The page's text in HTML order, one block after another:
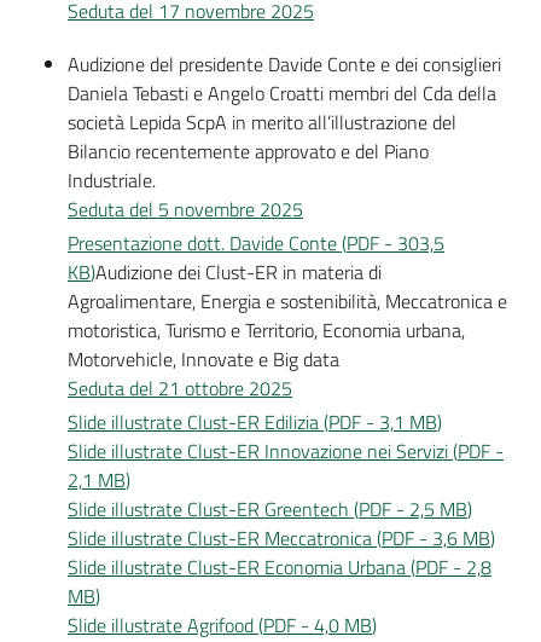
Seduta del 17 novembre 2025
Audizione del presidente Davide Conte e dei consiglieri
Daniela Tebasti e Angelo Croatti membri del Cda della
società Lepida ScpA in merito all’illustrazione del
Bilancio recentemente approvato e del Piano
Industriale.
Seduta del 5 novembre 2025
Presentazione dott. Davide Conte(PDF - 303,5
KB)Audizione dei Clust-ER in materia di
Agroalimentare, Energia e sostenibilità, Meccatronica e
motoristica, Turismo e Territorio, Economia urbana,
Motorvehicle, Innovate e Big data
Seduta del 21 ottobre 2025
Slide illustrate Clust-ER Edilizia(PDF - 3,1 MB)
Slide illustrate Clust-ER Innovazione nei Servizi(PDF -
2,1 MB)
Slide illustrate Clust-ER Greentech (PDF - 2,5 MB)
Slide illustrate Clust-ER Meccatronica(PDF - 3,6 MB)
Slide illustrate Clust-ER Economia Urbana(PDF - 2,8
MB)
Slide illustrate Agrifood(PDF - 4,0 MB)